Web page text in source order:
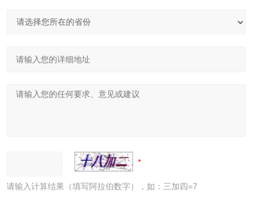
请输入计算结果（填写阿拉伯数字），如：三加四=7